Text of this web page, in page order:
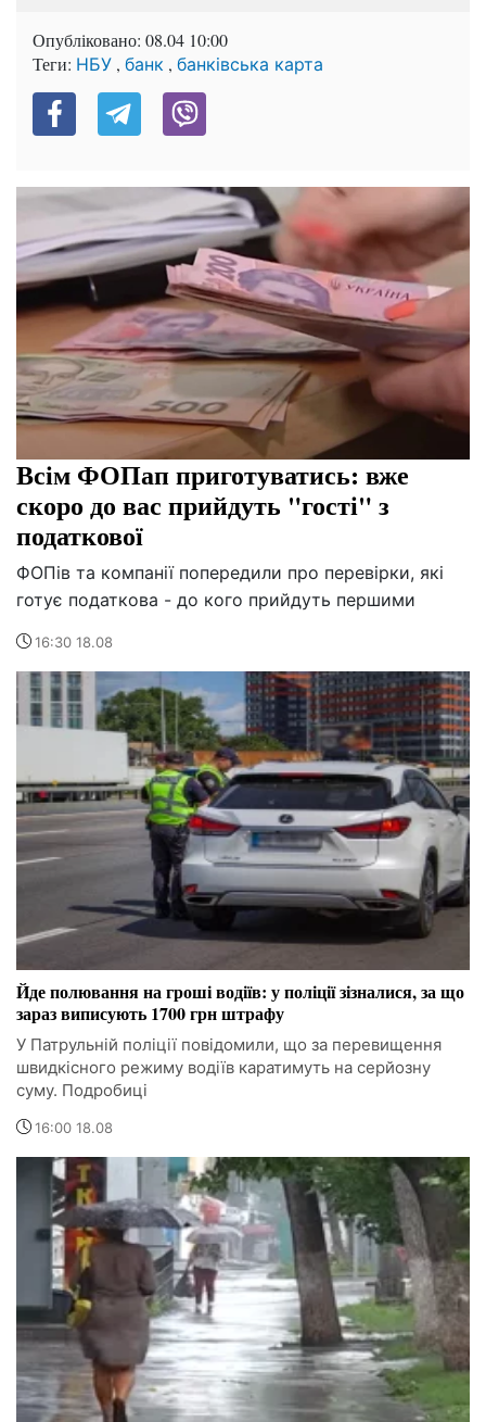
Опубліковано: 08.04 10:00
Теги: НБУ , банк , банківська карта
Всім ФОПап приготуватись: вже
скоро до вас прийдуть "гості" з
податкової
ФОПів та компанії попередили про перевірки, які
готує податкова - до кого прийдуть першими
16:30 18.08
Йде полювання на гроші водіїв: у поліції зізналися, за що
зараз виписують 1700 грн штрафу
У Патрульній поліції повідомили, що за перевищення
швидкісного режиму водіїв каратимуть на серйозну
суму. Подробиці
16:00 18.08